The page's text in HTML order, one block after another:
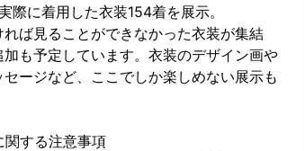
際に着⽤した衣装154着を展示。
ば見ることができなかった衣装が集結
加も予定しています。衣装のデザイン画や
ージなど、ここでしか楽しめない展示も
する注意事項